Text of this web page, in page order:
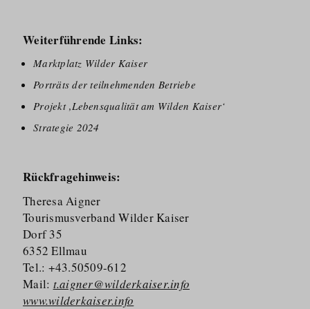
Weiterführende Links:
Marktplatz Wilder Kaiser
Porträts der teilnehmenden Betriebe
Projekt ‚Lebensqualität am Wilden Kaiser‘
Strategie 2024
Rückfragehinweis:
Theresa Aigner
Tourismusverband Wilder Kaiser
Dorf 35
6352 Ellmau
Tel.: +43.50509-612
Mail: t.aigner@wilderkaiser.info
www.wilderkaiser.info